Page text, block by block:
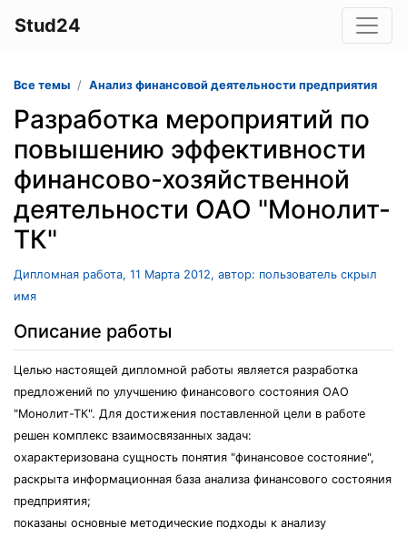
Stud24
Все темы Анализ финансовой деятельности предприятия
Разработка мероприятий по
повышению эффективности
финансово-хозяйственной
деятельности ОАО "Монолит-
ТК"
Дипломная работа, 11 Марта 2012, автор: пользователь скрыл
имя
Описание работы
Целью настоящей дипломной работы является разработка
предложений по улучшению финансового состояния ОАО
"Монолит-ТК". Для достижения поставленной цели в работе
решен комплекс взаимосвязанных задач:
охарактеризована сущность понятия "финансовое состояние",
раскрыта информационная база анализа финансового состояния
предприятия;
показаны основные методические подходы к анализу